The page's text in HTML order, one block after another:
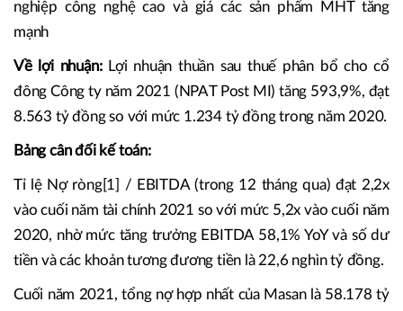
nghiệp công nghệ cao và giá các sản phẩm MHT tăng
mạnh
Về lợi nhuận:Lợi nhuận thuần sau thuế phân bổ cho cổ
đông Công ty năm 2021 (NPAT Post MI) tăng 593,9%, đạt
8.563 tỷ đồng so với mức 1.234 tỷ đồng trong năm 2020.
Bảng cân đối kế toán:
Tỉ lệ Nợ ròng[1] / EBITDA (trong 12 tháng qua) đạt 2,2x
vào cuối năm tài chính 2021 so với mức 5,2x vào cuối năm
2020, nhờ mức tăng trưởng EBITDA 58,1% YoY và số dư
tiền và các khoản tương đương tiền là 22,6 nghìn tỷ đồng.
Cuối năm 2021, tổng nợ hợp nhất của Masan là 58.178 tỷ